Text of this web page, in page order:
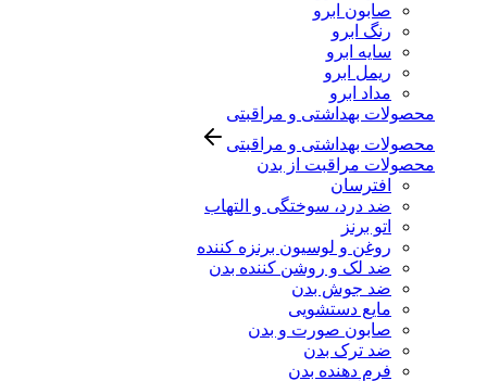
صابون ابرو
رنگ ابرو
سایه ابرو
ریمل ابرو
مداد ابرو
محصولات بهداشتی و مراقبتی
محصولات بهداشتی و مراقبتی
محصولات مراقبت از بدن
افترسان
ضد درد، سوختگی و التهاب
اتو برنز
روغن و لوسیون برنزه کننده
ضد لک و روشن کننده بدن
ضد جوش بدن
مایع دستشویی
صابون صورت و بدن
ضد ترک بدن
فرم دهنده بدن